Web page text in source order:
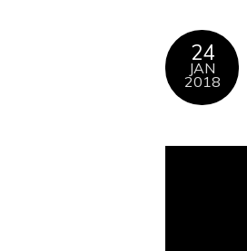
24
JAN
2018